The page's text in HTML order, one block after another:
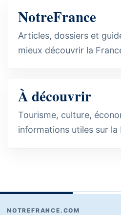
NotreFrance
Articles, dossiers et
mieux découvrir la
À découvrir
Tourisme, culture,
informations utiles sur la
NOTREFRANCE.COM